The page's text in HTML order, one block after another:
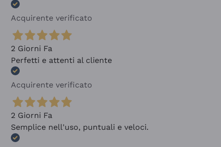
Acquirente verificato
2 Giorni Fa
Perfetti e attenti al cliente
Acquirente verificato
2 Giorni Fa
Semplice nell'uso, puntuali e veloci.